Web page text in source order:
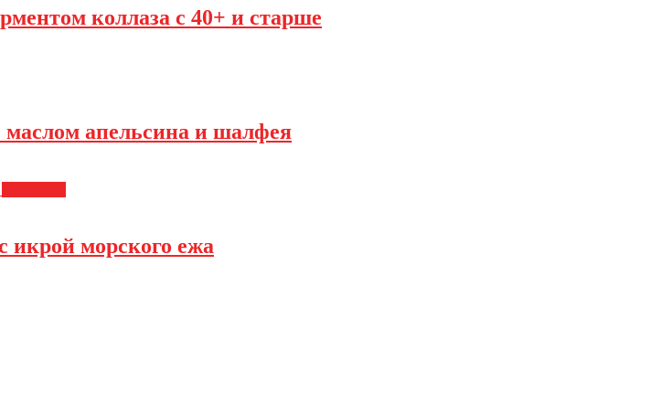
коллаза с 40+ и старше
апельсина и шалфея
икрой морского ежа